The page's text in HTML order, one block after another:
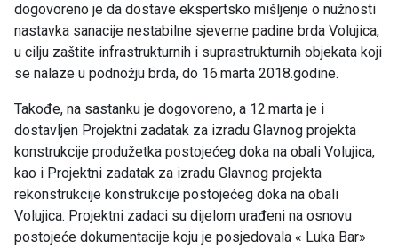
dogovoreno je da dostave ekspertsko mišljenje o nužnosti
nastavka sanacije nestabilne sjeverne padine brda Volujica,
u cilju zaštite infrastrukturnih i suprastrukturnih objekata koji
se nalaze u podnožju brda, do 16.marta 2018.godine.
Takođe, na sastanku je dogovoreno, a 12.marta je i
dostavljen Projektni zadatak za izradu Glavnog projekta
konstrukcije produžetka postojećeg doka na obali Volujica,
kao i Projektni zadatak za izradu Glavnog projekta
rekonstrukcije konstrukcije postojećeg doka na obali
Volujica. Projektni zadaci su dijelom urađeni na osnovu
postojeće dokumentacije koju je posjedovala « Luka Bar»